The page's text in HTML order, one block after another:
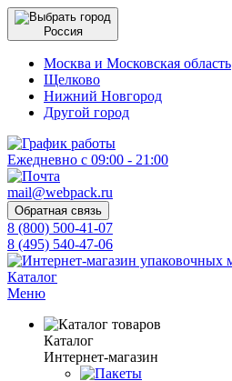
Россия
Москва и Московская область
Щелково
Нижний Новгород
Другой город
Ежедневно с 09:00 - 21:00
mail@webpack.ru
Обратная связь
8 (800) 500-41-07
8 (495) 540-47-06
Каталог
Меню
Каталог
Интернет-магазин